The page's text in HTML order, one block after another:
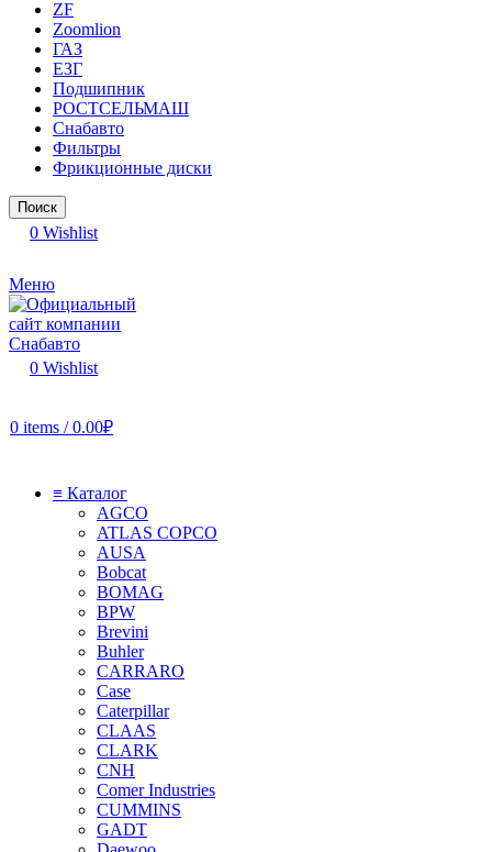
ZF
Zoomlion
ГАЗ
ЕЗГ
Подшипник
РОСТСЕЛЬМАШ
Снабавто
Фильтры
Фрикционные диски
Поиск
0 Wishlist
Меню
0 Wishlist
0 items / 0.00₽
≡ Каталог
AGCO
ATLAS COPCO
AUSA
Bobcat
BOMAG
BPW
Brevini
Buhler
CARRARO
Case
Caterpillar
CLAAS
CLARK
CNH
Comer Industries
CUMMINS
GADT